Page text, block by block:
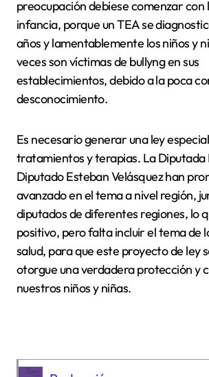
preocupación debiese comenzar con
infancia, porque un TEA se
años y lamentablemente los niños y
veces son víctimas de bullyng en sus
establecimientos, debido a la poca
desconocimiento.
Es necesario generar una ley
tratamientos y terapias. La Diputada
Diputado Esteban Velásquez han
avanzado en el tema a nivel región,
diputados de diferentes regiones, lo
positivo, pero falta incluir el tema de
salud, para que este proyecto de ley
otorgue una verdadera protección y
nuestros niños y niñas.